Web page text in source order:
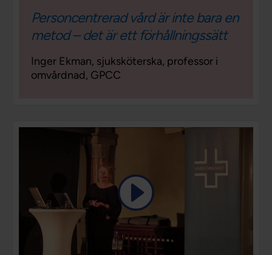
Personcentrerad vård är inte bara en
metod – det är ett förhållningssätt
Inger Ekman, sjuksköterska, professor i
omvårdnad, GPCC